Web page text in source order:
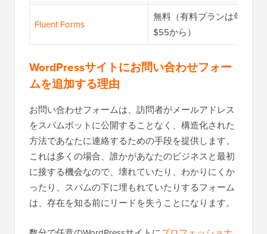
Fluent Forms
無料（有料プランは年額
$55から）
WordPressサイトにお問い合わせフォー
ムを追加する理由
お問い合わせフォームは、訪問者がメールアドレス
をスパムボットに公開することなく、構造化された
方法であなたに連絡するための手段を提供します。
これは多くの場合、誰かがあなたのビジネスと最初
に接する機会なので、壊れていたり、わかりにくか
ったり、スパムの下に埋もれていたりするフォーム
は、存在を知る前にリードを失うことになります。